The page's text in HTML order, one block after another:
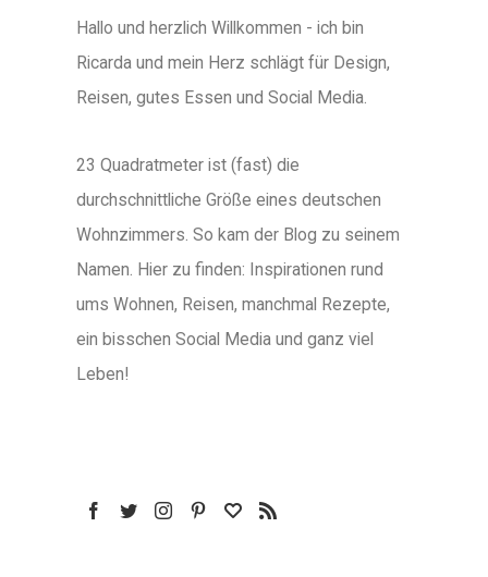
Hallo und herzlich Willkommen - ich bin
Ricarda und mein Herz schlägt für Design,
Reisen, gutes Essen und Social Media.
23 Quadratmeter ist (fast) die
durchschnittliche Größe eines deutschen
Wohnzimmers. So kam der Blog zu seinem
Namen. Hier zu finden: Inspirationen rund
ums Wohnen, Reisen, manchmal Rezepte,
ein bisschen Social Media und ganz viel
Leben!